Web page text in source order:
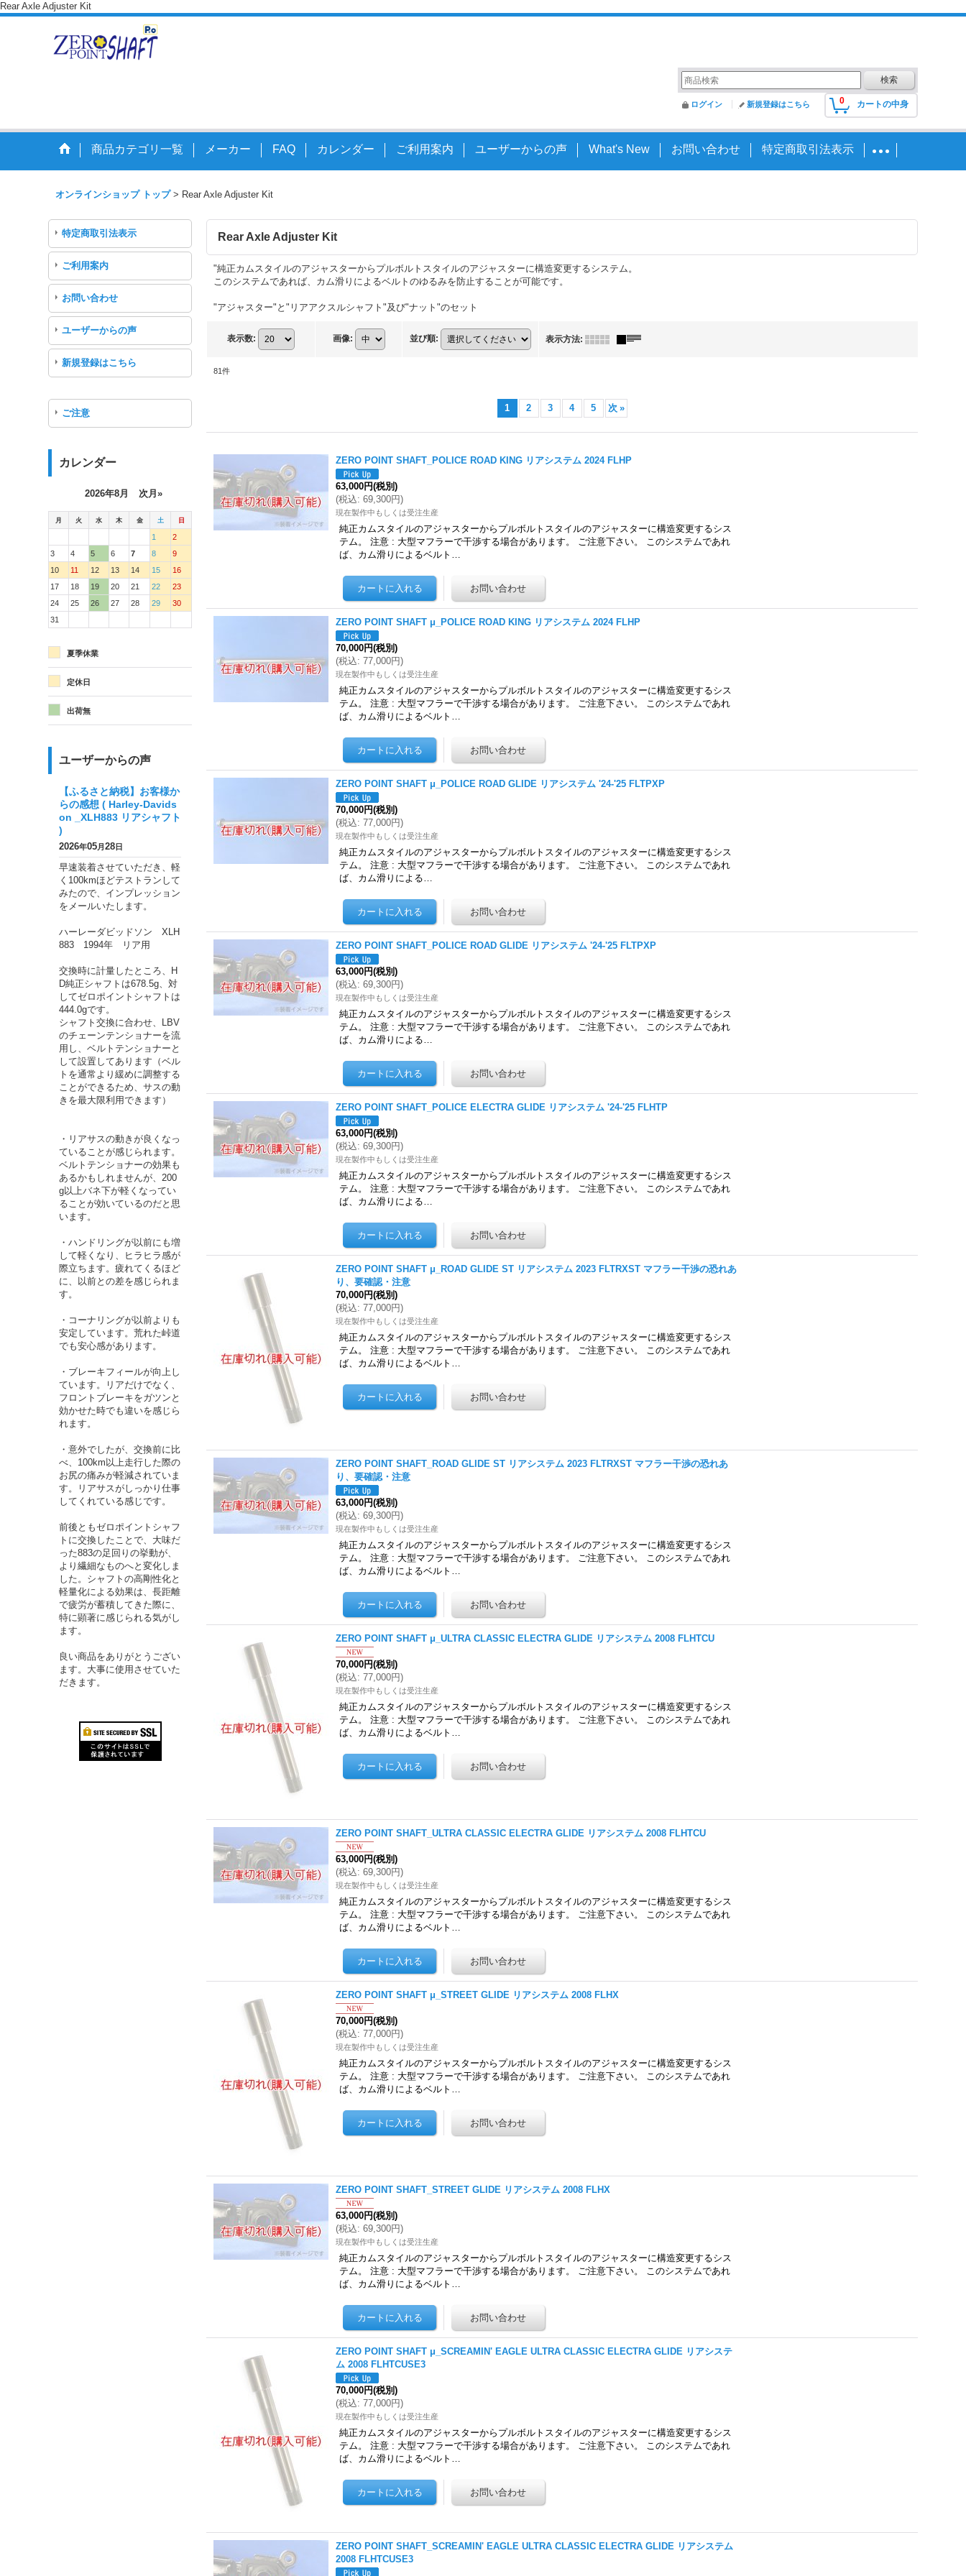
Rear Axle Adjuster Kit
0 カートの中身
ログイン 新規登録はこちら
商品カテゴリ一覧 メーカー FAQ カレンダー ご利用案内 ユーザーからの声 What's New お問い合わせ 特定商取引法表示
オンラインショップ トップ > Rear Axle Adjuster Kit
特定商取引法表示
ご利用案内
お問い合わせ
ユーザーからの声
新規登録はこちら
ご注意
カレンダー
2026年8月 次月»
月 火 水 木 金 土 日
1
2
3
4 5 6 7 8
9
10
11 12 13 14 15
16
17
18 19 20 21 22
23
24
25 26 27 28 29
30
31
夏季休業
定休日
出荷無
ユーザーからの声
【ふるさと納税】お客様か
らの感想 ( Harley-Davids
on _XLH883 リアシャフト
)
2026年05月28日
早速装着させていただき、軽
く100kmほどテストランして
みたので、インプレッション
をメールいたします。
ハーレーダビッドソン XLH
883 1994年 リア用
交換時に計量したところ、H
D純正シャフトは678.5g、対
してゼロポイントシャフトは
444.0gです。
シャフト交換に合わせ、LBV
のチェーンテンショナーを流
用し、ベルトテンショナーと
して設置してあります（ベル
トを通常より緩めに調整する
ことができるため、サスの動
きを最大限利用できます）
・リアサスの動きが良くなっ
ていることが感じられます。
ベルトテンショナーの効果も
あるかもしれませんが、200
g以上バネ下が軽くなってい
ることが効いているのだと思
います。
・ハンドリングが以前にも増
して軽くなり、ヒラヒラ感が
際立ちます。疲れてくるほど
に、以前との差を感じられま
す。
・コーナリングが以前よりも
安定しています。荒れた峠道
でも安心感があります。
・ブレーキフィールが向上し
ています。リアだけでなく、
フロントブレーキをガツンと
効かせた時でも違いを感じら
れます。
・意外でしたが、交換前に比
べ、100km以上走行した際の
お尻の痛みが軽減されていま
す。リアサスがしっかり仕事
してくれている感じです。
前後ともゼロポイントシャフ
トに交換したことで、大味だ
った883の足回りの挙動が、
より繊細なものへと変化しま
した。シャフトの高剛性化と
軽量化による効果は、長距離
で疲労が蓄積してきた際に、
特に顕著に感じられる気がし
ます。
良い商品をありがとうござい
ます。大事に使用させていた
だきます。
Rear Axle Adjuster Kit
"純正カムスタイルのアジャスターからプルボルトスタイルのアジャスターに構造変更するシステム。
このシステムであれば、カム滑りによるベルトのゆるみを防止することが可能です。
"アジャスター"と"リアアクスルシャフト"及び"ナット"のセット
表示数: 画像: 並び順: 表示方法:
81件
1 2 3 4 5 次 »
ZERO POINT SHAFT_POLICE ROAD KING リアシステム 2024 FLHP
63,000円(税別)
(税込: 69,300円)
現在製作中もしくは受注生産
純正カムスタイルのアジャスターからプルボルトスタイルのアジャスターに構造変更するシス
テム。 注意 : 大型マフラーで干渉する場合があります。 ご注意下さい。 このシステムであれ
ば、カム滑りによるベルト…
ZERO POINT SHAFT μ_POLICE ROAD KING リアシステム 2024 FLHP
70,000円(税別)
(税込: 77,000円)
現在製作中もしくは受注生産
純正カムスタイルのアジャスターからプルボルトスタイルのアジャスターに構造変更するシス
テム。 注意 : 大型マフラーで干渉する場合があります。 ご注意下さい。 このシステムであれ
ば、カム滑りによるベルト…
ZERO POINT SHAFT μ_POLICE ROAD GLIDE リアシステム '24-'25 FLTPXP
70,000円(税別)
(税込: 77,000円)
現在製作中もしくは受注生産
純正カムスタイルのアジャスターからプルボルトスタイルのアジャスターに構造変更するシス
テム。 注意 : 大型マフラーで干渉する場合があります。 ご注意下さい。 このシステムであれ
ば、カム滑りによる…
ZERO POINT SHAFT_POLICE ROAD GLIDE リアシステム '24-'25 FLTPXP
63,000円(税別)
(税込: 69,300円)
現在製作中もしくは受注生産
純正カムスタイルのアジャスターからプルボルトスタイルのアジャスターに構造変更するシス
テム。 注意 : 大型マフラーで干渉する場合があります。 ご注意下さい。 このシステムであれ
ば、カム滑りによる…
ZERO POINT SHAFT_POLICE ELECTRA GLIDE リアシステム '24-'25 FLHTP
63,000円(税別)
(税込: 69,300円)
現在製作中もしくは受注生産
純正カムスタイルのアジャスターからプルボルトスタイルのアジャスターに構造変更するシス
テム。 注意 : 大型マフラーで干渉する場合があります。 ご注意下さい。 このシステムであれ
ば、カム滑りによる…
ZERO POINT SHAFT μ_ROAD GLIDE ST リアシステム 2023 FLTRXST マフラー干渉の恐れあ
り、要確認・注意
70,000円(税別)
(税込: 77,000円)
現在製作中もしくは受注生産
純正カムスタイルのアジャスターからプルボルトスタイルのアジャスターに構造変更するシス
テム。 注意 : 大型マフラーで干渉する場合があります。 ご注意下さい。 このシステムであれ
ば、カム滑りによるベルト…
ZERO POINT SHAFT_ROAD GLIDE ST リアシステム 2023 FLTRXST マフラー干渉の恐れあ
り、要確認・注意
63,000円(税別)
(税込: 69,300円)
現在製作中もしくは受注生産
純正カムスタイルのアジャスターからプルボルトスタイルのアジャスターに構造変更するシス
テム。 注意 : 大型マフラーで干渉する場合があります。 ご注意下さい。 このシステムであれ
ば、カム滑りによるベルト…
ZERO POINT SHAFT μ_ULTRA CLASSIC ELECTRA GLIDE リアシステム 2008 FLHTCU
70,000円(税別)
(税込: 77,000円)
現在製作中もしくは受注生産
純正カムスタイルのアジャスターからプルボルトスタイルのアジャスターに構造変更するシス
テム。 注意 : 大型マフラーで干渉する場合があります。 ご注意下さい。 このシステムであれ
ば、カム滑りによるベルト…
ZERO POINT SHAFT_ULTRA CLASSIC ELECTRA GLIDE リアシステム 2008 FLHTCU
63,000円(税別)
(税込: 69,300円)
現在製作中もしくは受注生産
純正カムスタイルのアジャスターからプルボルトスタイルのアジャスターに構造変更するシス
テム。 注意 : 大型マフラーで干渉する場合があります。 ご注意下さい。 このシステムであれ
ば、カム滑りによるベルト…
ZERO POINT SHAFT μ_STREET GLIDE リアシステム 2008 FLHX
70,000円(税別)
(税込: 77,000円)
現在製作中もしくは受注生産
純正カムスタイルのアジャスターからプルボルトスタイルのアジャスターに構造変更するシス
テム。 注意 : 大型マフラーで干渉する場合があります。 ご注意下さい。 このシステムであれ
ば、カム滑りによるベルト…
ZERO POINT SHAFT_STREET GLIDE リアシステム 2008 FLHX
63,000円(税別)
(税込: 69,300円)
現在製作中もしくは受注生産
純正カムスタイルのアジャスターからプルボルトスタイルのアジャスターに構造変更するシス
テム。 注意 : 大型マフラーで干渉する場合があります。 ご注意下さい。 このシステムであれ
ば、カム滑りによるベルト…
ZERO POINT SHAFT μ_SCREAMIN' EAGLE ULTRA CLASSIC ELECTRA GLIDE リアシステ
ム 2008 FLHTCUSE3
70,000円(税別)
(税込: 77,000円)
現在製作中もしくは受注生産
純正カムスタイルのアジャスターからプルボルトスタイルのアジャスターに構造変更するシス
テム。 注意 : 大型マフラーで干渉する場合があります。 ご注意下さい。 このシステムであれ
ば、カム滑りによるベルト…
ZERO POINT SHAFT_SCREAMIN' EAGLE ULTRA CLASSIC ELECTRA GLIDE リアシステム
2008 FLHTCUSE3